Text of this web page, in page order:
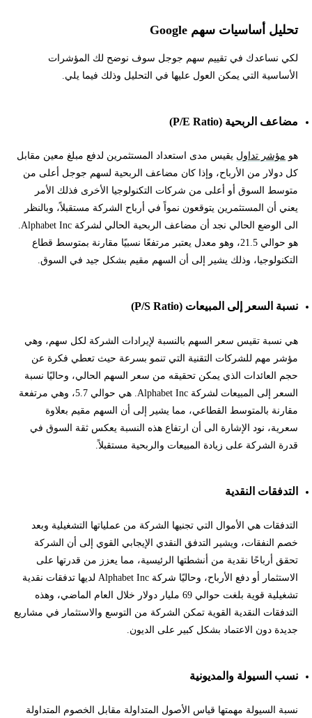
تحليل أساسيات سهم Google
لكي نساعدك في تقييم سهم جوجل سوف نوضح لك المؤشرات
الأساسية التي يمكن العول عليها في التحليل وذلك فيما يلي.
مضاعف الربحية (P/E Ratio)
هو مؤشر تداول يقيس مدى استعداد المستثمرين لدفع مبلغ معين مقابل
كل دولار من الأرباح، وإذا كان مضاعف الربحية لسهم جوجل أعلى من
متوسط السوق أو أعلى من شركات التكنولوجيا الأخرى فذلك الأمر
يعني أن المستثمرين يتوقعون نمواً في أرباح الشركة مستقبلاً، وبالنظر
هو حوالي 21.5، وهو معدل يعتبر مرتفعًا نسبيًا مقارنة بمتوسط قطاع
التكنولوجيا، وذلك يشير إلى أن السهم مقيم بشكل جيد في السوق.
نسبة السعر إلى المبيعات (P/S Ratio)
هي نسبة تقيس سعر السهم بالنسبة لإيرادات الشركة لكل سهم، وهي
مؤشر مهم للشركات التقنية التي تنمو بسرعة حيث تعطي فكرة عن
حجم العائدات الذي يمكن تحقيقه من سعر السهم الحالي، وحاليًا نسبة
السعر إلى المبيعات لشركة Alphabet Inc. هي حوالي 5.7، وهي مرتفعة
مقارنة بالمتوسط القطاعي، مما يشير إلى أن السهم مقيم بعلاوة
سعرية، نود الإشارة الى أن ارتفاع هذه النسبة يعكس ثقة السوق في
قدرة الشركة على زيادة المبيعات والربحية مستقبلاً.
التدفقات النقدية
التدفقات هي الأموال التي تجنيها الشركة من عملياتها التشغيلية وبعد
خصم النفقات، ويشير التدفق النقدي الإيجابي القوي إلى أن الشركة
تحقق أرباحًا نقدية من أنشطتها الرئيسية، مما يعزز من قدرتها على
الاستثمار أو دفع الأرباح، وحاليًا شركة Alphabet Inc لديها تدفقات نقدية
تشغيلية قوية بلغت حوالي 69 مليار دولار خلال العام الماضي، وهذه
التدفقات النقدية القوية تمكن الشركة من التوسع والاستثمار في مشاريع
جديدة دون الاعتماد بشكل كبير على الديون.
نسب السيولة والمديونية
نسبة السيولة مهمتها قياس الأصول المتداولة مقابل الخصوم المتداولة